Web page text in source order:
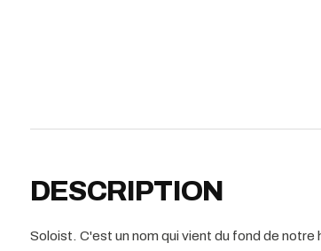
DESCRIPTION
Soloist. C'est un nom qui vient du fond de